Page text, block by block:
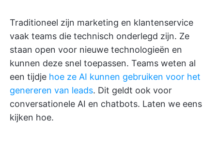
Traditioneel zijn marketing en klantenservice
vaak teams die technisch onderlegd zijn. Ze
staan open voor nieuwe technologieën en
kunnen deze snel toepassen. Teams weten al
een tijdje hoe ze AI kunnen gebruiken voor het
genereren van leads. Dit geldt ook voor
conversationele AI en chatbots. Laten we eens
kijken hoe.